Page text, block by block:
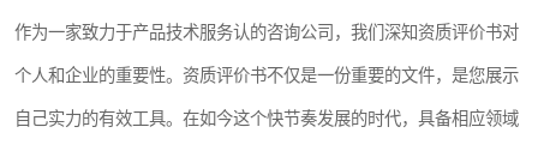
作为一家致力于产品技术服务认的咨询公司，我们深知资质评价书对
个人和企业的重要性。资质评价书不仅是一份重要的文件，是您展示
自己实力的有效工具。在如今这个快节奏发展的时代，具备相应领域